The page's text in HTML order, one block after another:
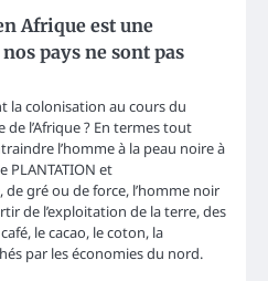
Afrique est une
pays ne sont pas
la colonisation au cours du
de l’Afrique ? En termes tout
l’homme à la peau noire à
PLANTATION et
de gré ou de force, l’homme noir
de l’exploitation de la terre, des
le cacao, le coton, la
par les économies du nord.